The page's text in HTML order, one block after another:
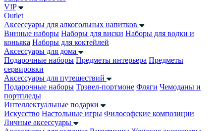
VIP
Outlet
Аксессуары для алкогольных напитков
Винные наборы Наборы для виски Наборы для водки и
коньяка Наборы для коктейлей
Аксессуары для дома
Подарочные наборы Предметы интерьера Предметы
сервировки
Аксессуары для путешествий
Подарочные наборы Трэвел-портмоне Фляги Чемоданы и
портпледы
Интеллектуальные подарки
Искусство Настольные игры Философские композиции
Личные аксессуары